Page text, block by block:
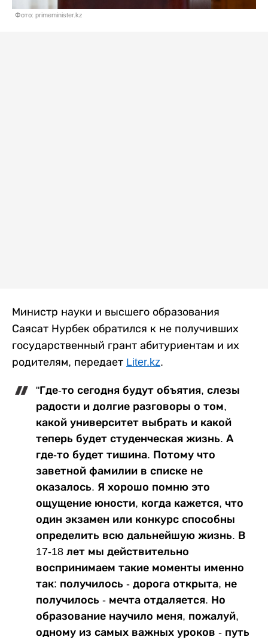
Фото: primeminister.kz
Министр науки и высшего образования
Саясат Нурбек обратился к не получивших
государственный грант абитуриентам и их
родителям, передает Liter.kz.
"Где-то сегодня будут объятия, слезы
радости и долгие разговоры о том,
какой университет выбрать и какой
теперь будет студенческая жизнь. А
где-то будет тишина. Потому что
заветной фамилии в списке не
оказалось. Я хорошо помню это
ощущение юности, когда кажется, что
один экзамен или конкурс способны
определить всю дальнейшую жизнь. В
17-18 лет мы действительно
воспринимаем такие моменты именно
так: получилось - дорога открыта, не
получилось - мечта отдаляется. Но
образование научило меня, пожалуй,
одному из самых важных уроков - путь